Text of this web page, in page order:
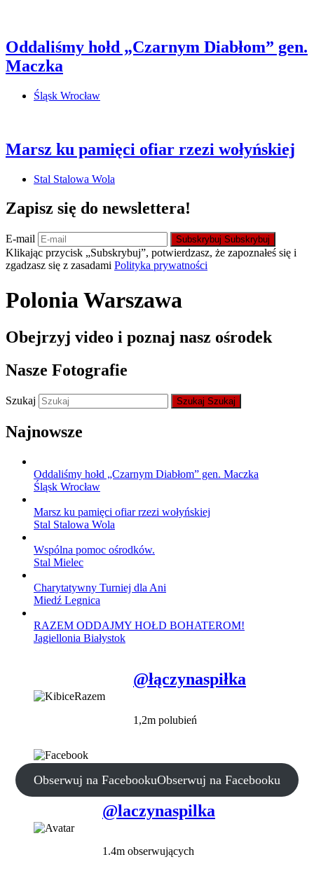
Oddaliśmy hołd „Czarnym Diabłom” gen.
Maczka
Śląsk Wrocław
Marsz ku pamięci ofiar rzezi wołyńskiej
Stal Stalowa Wola
Zapisz się do newslettera!
E-mail Subskrybuj Subskrybuj
Klikając przycisk „Subskrybuj”, potwierdzasz, że zapoznałeś się i
zgadzasz się z zasadami Polityka prywatności
Polonia Warszawa
Obejrzyj video i poznaj nasz ośrodek
Nasze Fotografie
Szukaj Szukaj Szukaj
Najnowsze
Oddaliśmy hołd „Czarnym Diabłom” gen. Maczka
Śląsk Wrocław
Marsz ku pamięci ofiar rzezi wołyńskiej
Stal Stalowa Wola
Wspólna pomoc ośrodków.
Stal Mielec
Charytatywny Turniej dla Ani
Miedź Legnica
RAZEM ODDAJMY HOŁD BOHATEROM!
Jagiellonia Białystok
@łączynaspiłka
1,2m polubień
Obserwuj na FacebookuObserwuj na Facebooku
@laczynaspilka
1.4m obserwujących